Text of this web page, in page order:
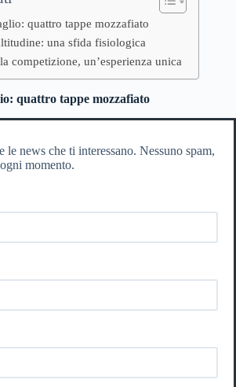
quattro tappe mozzafiato
una sfida fisiologica
competizione, un’esperienza unica
quattro tappe mozzafiato
le news che ti interessano. Nessuno spam,
momento.